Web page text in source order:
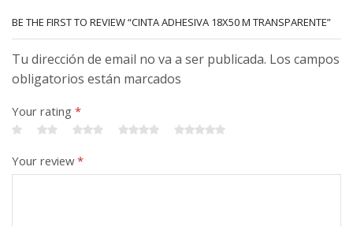
BE THE FIRST TO REVIEW “CINTA ADHESIVA 18X50 M TRANSPARENTE”
Tu dirección de email no va a ser publicada. Los campos
obligatorios están marcados
Your rating *
Your review*